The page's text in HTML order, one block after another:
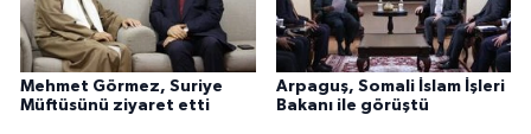
Mehmet Görmez, Suriye
Müftüsünü ziyaret etti
Arpaguş, Somali İslam İşleri
Bakanı ile görüştü